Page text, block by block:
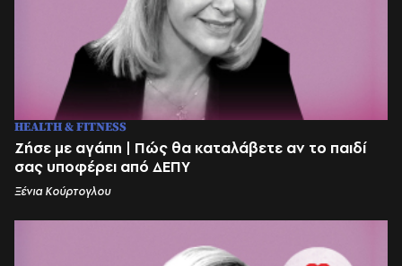
HEALTH & FITNESS
Ζήσε με αγάπη | Πώς θα καταλάβετε αν το παιδί
σας υποφέρει από ΔΕΠΥ
Ξένια Κούρτογλου